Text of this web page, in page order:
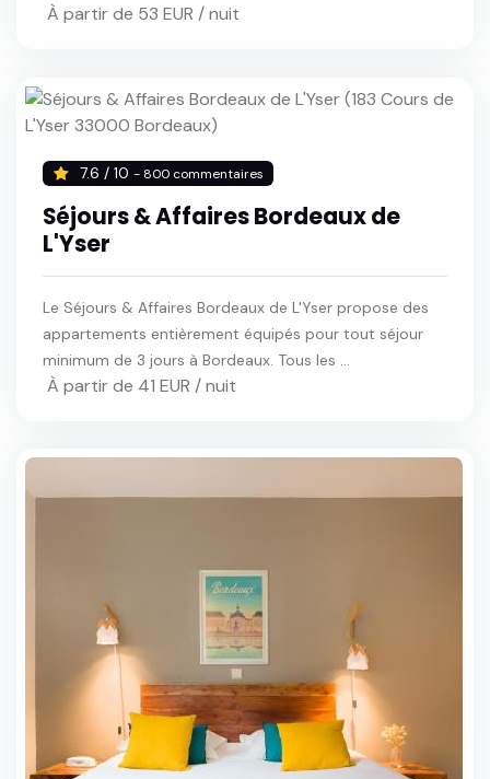
À partir de 53 EUR / nuit
7.6 / 10 - 800 commentaires
Séjours & Affaires Bordeaux de
L'Yser
Le Séjours & Affaires Bordeaux de L'Yser propose des
appartements entièrement équipés pour tout séjour
minimum de 3 jours à Bordeaux. Tous les ...
À partir de 41 EUR / nuit